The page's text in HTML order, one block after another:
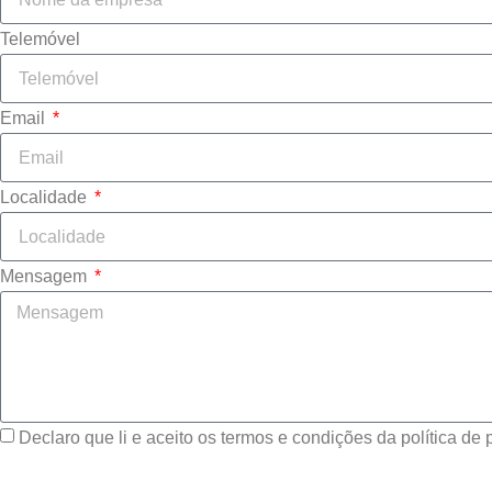
Telemóvel
Email
Localidade
Mensagem
Declaro que li e aceito os termos e condições da política de